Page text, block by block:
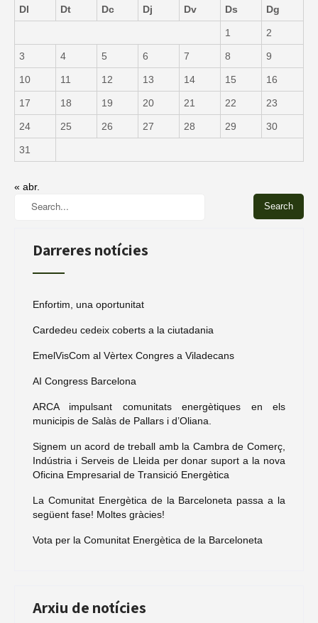
Dl Dt Dc Dj Dv Ds Dg
1 2
3 4 5 6 7 8 9
10 11 12 13 14 15 16
17 18 19 20 21 22 23
24 25 26 27 28 29 30
31
« abr.
Darreres notícies
Enfortim, una oportunitat
Cardedeu cedeix coberts a la ciutadania
EmelVisCom al Vèrtex Congres a Viladecans
AI Congress Barcelona
ARCA impulsant comunitats energètiques en els
municipis de Salàs de Pallars i d’Oliana.
Signem un acord de treball amb la Cambra de Comerç,
Indústria i Serveis de Lleida per donar suport a la nova
Oficina Empresarial de Transició Energètica
La Comunitat Energètica de la Barceloneta passa a la
següent fase! Moltes gràcies!
Vota per la Comunitat Energètica de la Barceloneta
Arxiu de notícies